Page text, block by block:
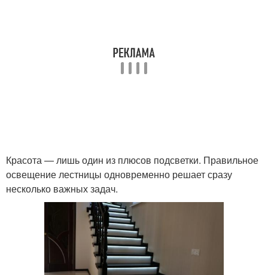
Красота — лишь один из плюсов подсветки. Правильное
освещение лестницы одновременно решает сразу
несколько важных задач.